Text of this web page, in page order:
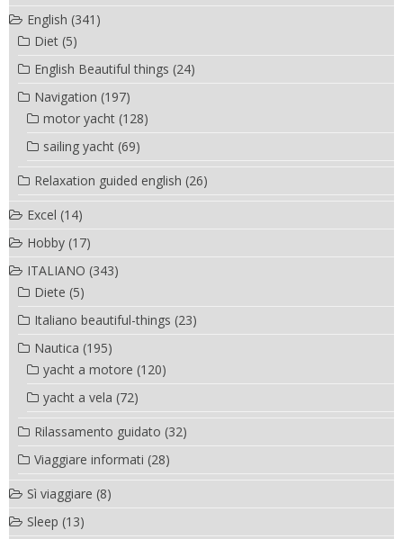
English (341)
Diet (5)
English Beautiful things (24)
Navigation (197)
motor yacht (128)
sailing yacht (69)
Relaxation guided english (26)
Excel (14)
Hobby (17)
ITALIANO (343)
Diete (5)
Italiano beautiful-things (23)
Nautica (195)
yacht a motore (120)
yacht a vela (72)
Rilassamento guidato (32)
Viaggiare informati (28)
Sì viaggiare (8)
Sleep (13)